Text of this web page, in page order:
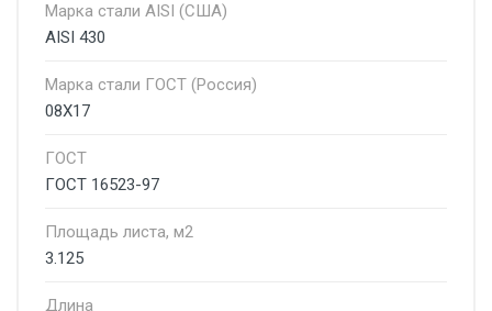
Марка стали AISI (США)
AISI 430
Марка стали ГОСТ (Россия)
08Х17
ГОСТ
ГОСТ 16523-97
Площадь листа, м2
3.125
Длина